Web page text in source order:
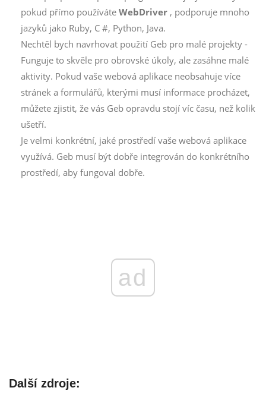
pokud přímo používáte WebDriver , podporuje mnoho
jazyků jako Ruby, C #, Python, Java.
Nechtěl bych navrhovat použití Geb pro malé projekty -
Funguje to skvěle pro obrovské úkoly, ale zasáhne malé
aktivity. Pokud vaše webová aplikace neobsahuje více
stránek a formulářů, kterými musí informace procházet,
můžete zjistit, že vás Geb opravdu stojí víc času, než kolik
ušetří.
Je velmi konkrétní, jaké prostředí vaše webová aplikace
využívá. Geb musí být dobře integrován do konkrétního
prostředí, aby fungoval dobře.
ad
Další zdroje: